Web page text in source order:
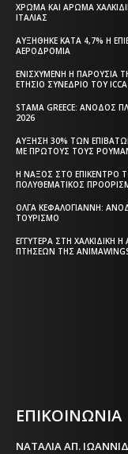
ΧΡΏΜΑ ΚΑΙ ΆΡΩΜΑ
ΙΤΑΛΊΑΣ
ΑΥΞΉΘΗΚΕ ΚΑΤΆ 4,7% Η
ΑΕΡΟΔΡΌΜΙΑ
ΕΝΙΣΧΥΜΈΝΗ Η ΠΑΡΟΥΣΊΑ
ΕΤΉΣΙΟ ΣΥΝΈΔΡΙΟ ΤΟΥ
STAMA GREECE:
2026
ΑΎΞΗΣΗ 30% ΤΩΝ
ΜΕ ΠΡΏΤΟΥΣ ΤΟΥΣ
Η ΝΆΞΟΣ ΣΤΟ ΕΠΊΚΕΝΤΡΟ
ΠΟΛΥΘΕΜΑΤΙΚΌΣ
ΌΛΓΑ ΚΕΦΑΛΟΓΙΆΝΝΗ:
ΤΟΥΡΙΣΜΌ
ΕΓΓΎΤΕΡΑ ΣΤΗ
ΠΤΉΣΕΩΝ ΤΗΣ
ΕΠΙΚΟΙΝΩΝΙΑ
ΝΑΤΑΛΙΑ ΑΠ.